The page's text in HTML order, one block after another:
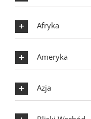
Afryka
Ameryka
Azja